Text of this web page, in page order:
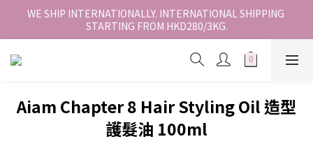
香港地區全店免運。免運費適用於香港順豐站、營業點或智能櫃取
件。
WE SHIP INTERNATIONALLY. INTERNATIONAL SHIPPING
STARTING FROM HKD280/3KG.
香港地區全店免運。免運費適用於香港順豐站、營業點或智能櫃取
Aiam Chapter 8 Hair Styling Oil 造型
護髮油 100ml